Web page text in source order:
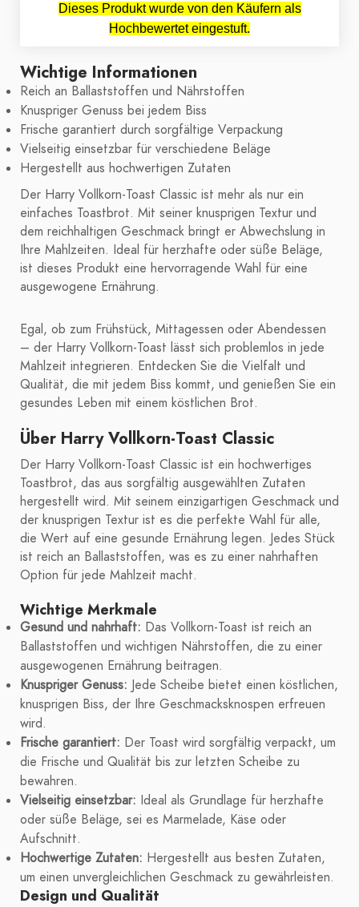
Dieses Produkt wurde von den Käufern als
Hochbewertet eingestuft.
Wichtige Informationen
Reich an Ballaststoffen und Nährstoffen
Knuspriger Genuss bei jedem Biss
Frische garantiert durch sorgfältige Verpackung
Vielseitig einsetzbar für verschiedene Beläge
Hergestellt aus hochwertigen Zutaten
Der Harry Vollkorn-Toast Classic ist mehr als nur ein
einfaches Toastbrot. Mit seiner knusprigen Textur und
dem reichhaltigen Geschmack bringt er Abwechslung in
Ihre Mahlzeiten. Ideal für herzhafte oder süße Beläge,
ist dieses Produkt eine hervorragende Wahl für eine
ausgewogene Ernährung.
Egal, ob zum Frühstück, Mittagessen oder Abendessen
– der Harry Vollkorn-Toast lässt sich problemlos in jede
Mahlzeit integrieren. Entdecken Sie die Vielfalt und
Qualität, die mit jedem Biss kommt, und genießen Sie ein
gesundes Leben mit einem köstlichen Brot.
Über Harry Vollkorn-Toast Classic
Der Harry Vollkorn-Toast Classic ist ein hochwertiges
Toastbrot, das aus sorgfältig ausgewählten Zutaten
hergestellt wird. Mit seinem einzigartigen Geschmack und
der knusprigen Textur ist es die perfekte Wahl für alle,
die Wert auf eine gesunde Ernährung legen. Jedes Stück
ist reich an Ballaststoffen, was es zu einer nahrhaften
Option für jede Mahlzeit macht.
Wichtige Merkmale
Gesund und nahrhaft: Das Vollkorn-Toast ist reich an
Ballaststoffen und wichtigen Nährstoffen, die zu einer
ausgewogenen Ernährung beitragen.
Knuspriger Genuss: Jede Scheibe bietet einen köstlichen,
knusprigen Biss, der Ihre Geschmacksknospen erfreuen
wird.
Frische garantiert: Der Toast wird sorgfältig verpackt, um
die Frische und Qualität bis zur letzten Scheibe zu
bewahren.
Vielseitig einsetzbar: Ideal als Grundlage für herzhafte
oder süße Beläge, sei es Marmelade, Käse oder
Aufschnitt.
Hochwertige Zutaten: Hergestellt aus besten Zutaten,
um einen unvergleichlichen Geschmack zu gewährleisten.
Design und Qualität